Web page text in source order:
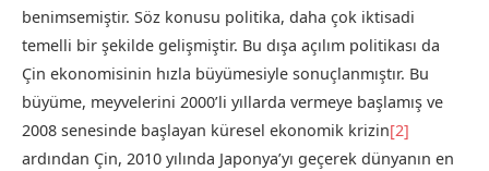
benimsemiştir. Söz konusu politika, daha çok iktisadi
temelli bir şekilde gelişmiştir. Bu dışa açılım politikası da
Çin ekonomisinin hızla büyümesiyle sonuçlanmıştır. Bu
büyüme, meyvelerini 2000’li yıllarda vermeye başlamış ve
2008 senesinde başlayan küresel ekonomik krizin[2]
ardından Çin, 2010 yılında Japonya’yı geçerek dünyanın en